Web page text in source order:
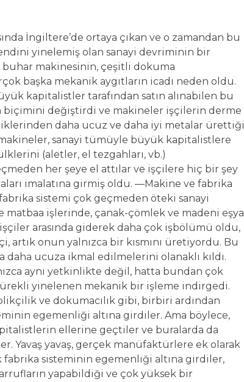
İngiltere’de ortaya çıkan ve o zamandan bu
yinelemiş olan sanayi devriminin bir
makinesinin, çeşitli dokuma
başka mekanik aygıtların icadı neden oldu.
kapitalistler tarafından satın alınabilen bu
değiştirdi ve makineler işçilerin derme
daha ucuz ve daha iyi metalar ürettiği
makineler, sanayi tümüyle büyük kapitalistlere
(aletler, el tezgahları, vb.)
her şeye el attılar ve işçilere hiç bir şey
imalatına girmiş oldu. —Makine ve fabrika
sistemi çok geçmeden öteki sanayi
işlerinde, çanak-çömlek ve madeni eşya
arasında giderek daha çok işbölümü oldu,
artık onun yalnızca bir kısmını üretiyordu. Bu
daha ucuza ikmal edilmelerini olanaklı kıldı.
aynı yetkinlikte değil, hatta bundan çok
yinelenen mekanik bir işleme indirgedi.
ve dokumacılık gibi, birbiri ardından
egemenliği altına girdiler. Ama böylece,
ellerine geçtiler ve buralarda da
Yavaş yavaş, gerçek manüfaktürlere ek olarak
fabrika sisteminin egemenliği altına girdiler,
yapabildiği ve çok yüksek bir